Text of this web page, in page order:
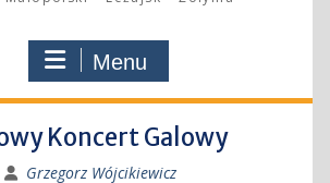
Menu
Koncert Galowy
Grzegorz Wójcikiewicz